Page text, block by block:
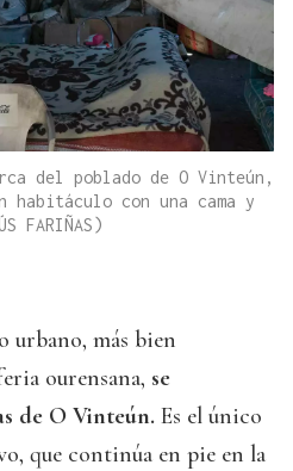
del poblado de O Vinteún,
habitáculo con una cama y
FARIÑAS)
urbano, más bien
ourensana, se
de O Vinteún. Es el único
que continúa en pie en la